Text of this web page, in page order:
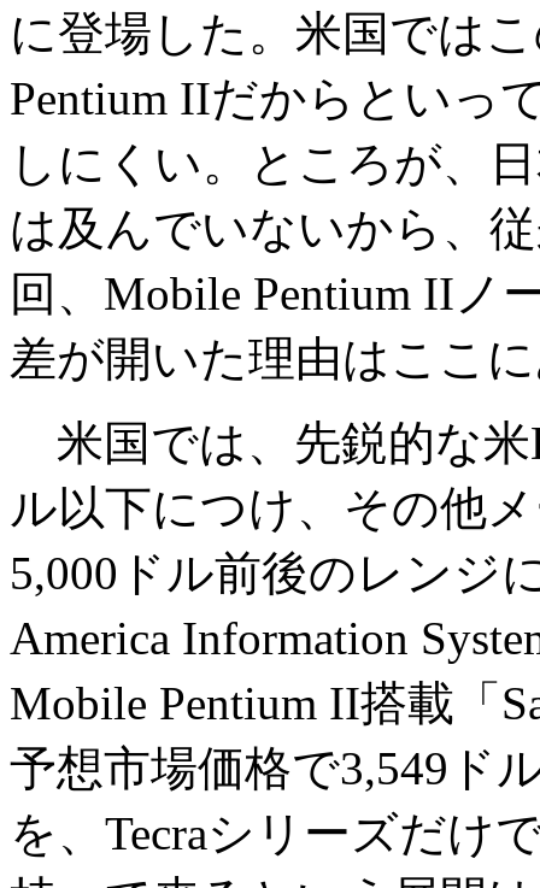
に登場した。米国では
Pentium IIだからといっ
しにくい。ところが、
は及んでいないから、
回、Mobile Pentium IIノ
差が開いた理由はここ
米国では、先鋭的な米
ル以下につけ、その他
5,000ドル前後のレンジ
America Information
Mobile Pentium II搭載「
予想市場価格で3,549ド
を、Tecraシリーズだけ